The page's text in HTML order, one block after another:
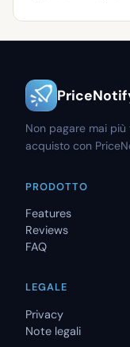
Non pagare mai
acquisto con
PRODOTTO
Features
Reviews
FAQ
LEGALE
Privacy
Note legali